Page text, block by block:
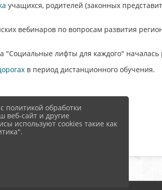
учащихся, родителей (законных
вебинаров по вопросам развития
"Социальные лифты для каждого" началась
в период дистанционного обучения.
политикой обработки
веб-сайт и другие
используют cookies такие как